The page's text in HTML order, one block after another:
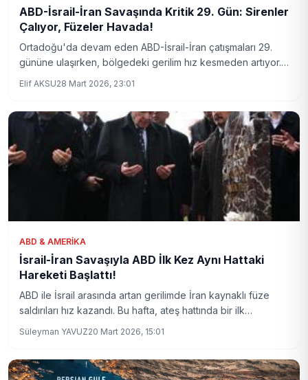
ABD-İsrail-İran Savaşında Kritik 29. Gün: Sirenler
Çalıyor, Füzeler Havada!
Ortadoğu'da devam eden ABD-İsrail-İran çatışmaları 29.
gününe ulaşırken, bölgedeki gerilim hız kesmeden artıyor.
Elif AKSU28 Mart 2026, 23:01
ABD & AMERIKA
İsrail-İran Savaşıyla ABD İlk Kez Aynı Hattaki
Hareketi Başlattı!
ABD ile İsrail arasında artan gerilimde İran kaynaklı füze
saldırıları hız kazandı. Bu hafta, ateş hattında bir ilk
yüzüne çıktı.
Süleyman YAVUZ20 Mart 2026, 15:01